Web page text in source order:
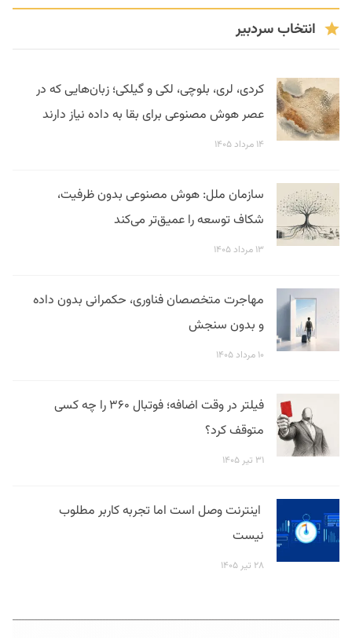
انتخاب سردبیر
کردی، لری، بلوچی، لکی و گیلکی؛ زبان‌هایی که در
عصر هوش مصنوعی برای بقا به داده نیاز دارند
۱۴ مرداد ۱۴۰۵
سازمان ملل: هوش مصنوعی بدون ظرفیت،
شکاف توسعه را عمیق‌تر می‌کند
۱۳ مرداد ۱۴۰۵
مهاجرت متخصصان فناوری، حکمرانی بدون داده
و بدون سنجش
۱۰ مرداد ۱۴۰۵
فیلتر در وقت اضافه؛ فوتبال ۳۶۰ را چه کسی
متوقف کرد؟
۳۱ تیر ۱۴۰۵
اینترنت وصل است اما تجربه کاربر مطلوب
نیست
۲۸ تیر ۱۴۰۵